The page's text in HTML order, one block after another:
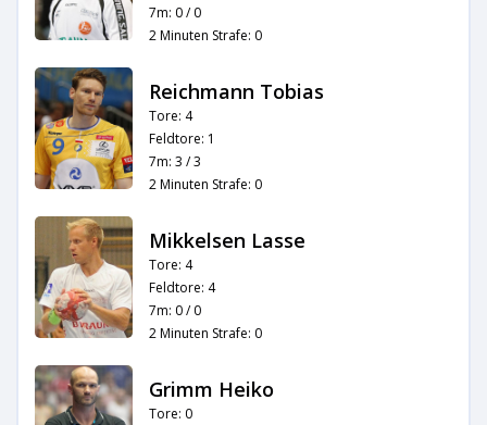
7m: 0 / 0
2 Minuten Strafe: 0
Reichmann Tobias
Tore: 4
Feldtore: 1
7m: 3 / 3
2 Minuten Strafe: 0
Mikkelsen Lasse
Tore: 4
Feldtore: 4
7m: 0 / 0
2 Minuten Strafe: 0
Grimm Heiko
Tore: 0